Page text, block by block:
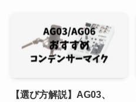
【選び方解説】AG03、